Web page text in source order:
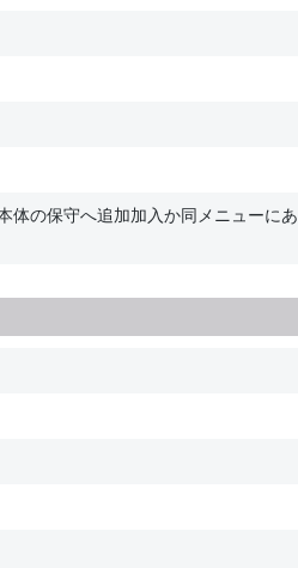
体の保守へ追加加入か同メニューにあ